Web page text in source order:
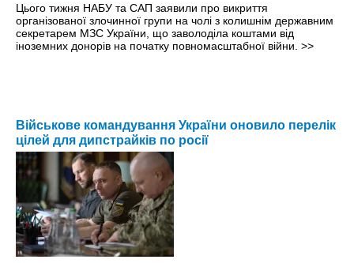
Цього тижня НАБУ та САП заявили про викриття
організованої злочинної групи на чолі з колишнім державним
секретарем МЗС України, що заволоділа коштами від
іноземних донорів на початку повномасштабної війни. >>
Військове командування України оновило перелік
цілей для дипстрайків по росії